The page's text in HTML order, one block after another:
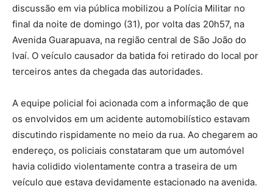
discussão em via pública mobilizou a Polícia Militar no
final da noite de domingo (31), por volta das 20h57, na
Avenida Guarapuava, na região central de São João do
Ivaí. O veículo causador da batida foi retirado do local por
terceiros antes da chegada das autoridades.
A equipe policial foi acionada com a informação de que
os envolvidos em um acidente automobilístico estavam
discutindo rispidamente no meio da rua. Ao chegarem ao
endereço, os policiais constataram que um automóvel
havia colidido violentamente contra a traseira de um
veículo que estava devidamente estacionado na avenida.